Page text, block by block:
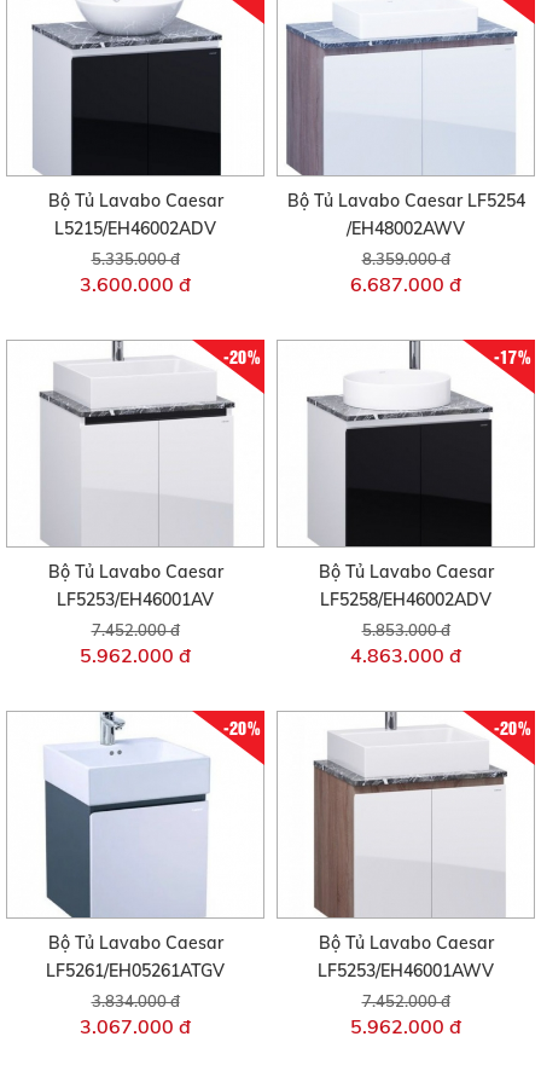
Bộ Tủ Lavabo Caesar
L5215/EH46002ADV
5.335.000 đ
3.600.000 đ
Bộ Tủ Lavabo Caesar LF5254
/EH48002AWV
8.359.000 đ
6.687.000 đ
-20%
Bộ Tủ Lavabo Caesar
LF5253/EH46001AV
7.452.000 đ
5.962.000 đ
-17%
Bộ Tủ Lavabo Caesar
LF5258/EH46002ADV
5.853.000 đ
4.863.000 đ
-20%
Bộ Tủ Lavabo Caesar
LF5261/EH05261ATGV
3.834.000 đ
3.067.000 đ
-20%
Bộ Tủ Lavabo Caesar
LF5253/EH46001AWV
7.452.000 đ
5.962.000 đ